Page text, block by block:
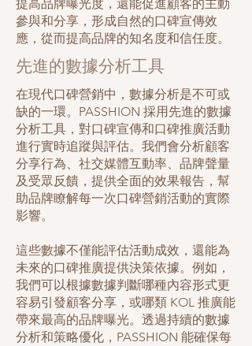
提高品牌曝光度，還能促進顧客的主動
參與和分享，形成自然的口碑宣傳效
應，從而提高品牌的知名度和信任度。
先進的數據分析工具
在現代口碑營銷中，數據分析是不可或
缺的一環。PASSHION 採用先進的數據
分析工具，對口碑宣傳和口碑推廣活動
進行實時追蹤與評估。我們會分析顧客
分享行為、社交媒體互動率、品牌聲量
及受眾反饋，提供全面的效果報告，幫
助品牌瞭解每一次口碑營銷活動的實際
影響。
這些數據不僅能評估活動成效，還能為
未來的口碑推廣提供決策依據。例如，
我們可以根據數據判斷哪種內容形式更
容易引發顧客分享，或哪類 KOL 推廣能
帶來最高的品牌曝光。透過持續的數據
分析和策略優化，PASSHION 能確保每